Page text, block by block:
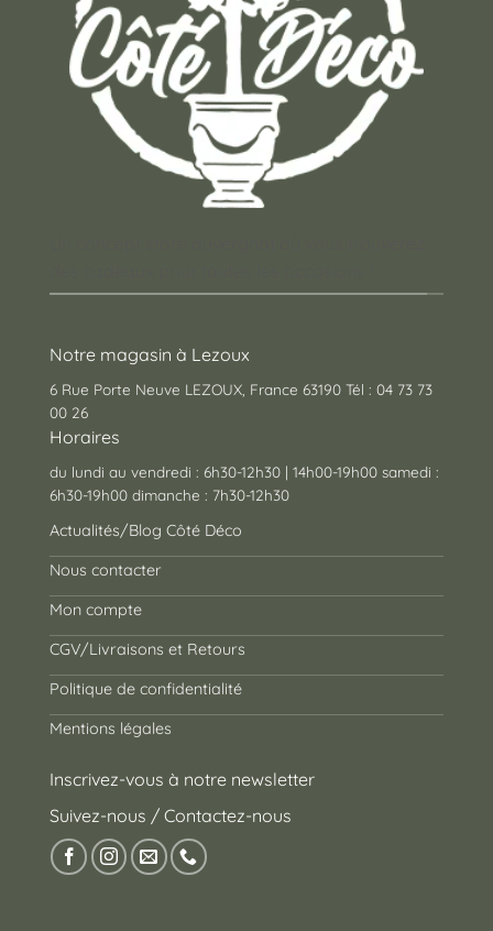
Notre magasin à Lezoux
6 Rue Porte Neuve LEZOUX, France 63190 Tél : 04 73 73
00 26
Horaires
du lundi au vendredi : 6h30-12h30 | 14h00-19h00 samedi :
6h30-19h00 dimanche : 7h30-12h30
Actualités/Blog Côté Déco
Nous contacter
Mon compte
CGV/Livraisons et Retours
Politique de confidentialité
Mentions légales
Inscrivez-vous à notre newsletter
Suivez-nous / Contactez-nous